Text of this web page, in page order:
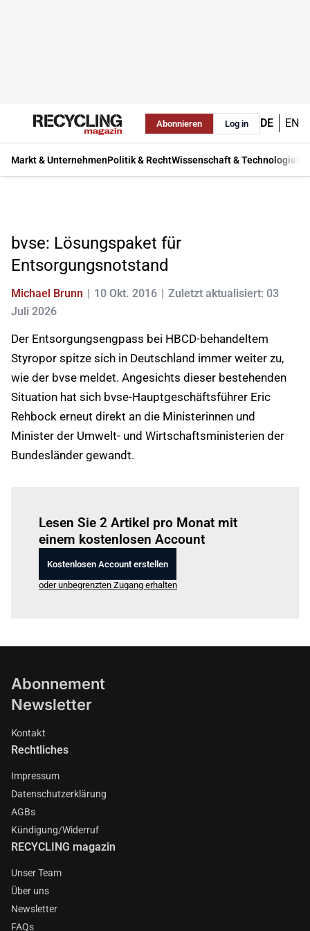
Abonnieren Log in DE EN
Markt & UnternehmenPolitik & RechtWissenschaft & Technologie
bvse: Lösungspaket für
Entsorgungsnotstand
Michael Brunn 10 Okt. 2016
Zuletzt aktualisiert: 03
Juli 2026
Der Entsorgungsengpass bei HBCD-behandeltem
Styropor spitze sich in Deutschland immer weiter zu,
wie der bvse meldet. Angesichts dieser bestehenden
Situation hat sich bvse-Hauptgeschäftsführer Eric
Rehbock erneut direkt an die Ministerinnen und
Minister der Umwelt- und Wirtschaftsministerien der
Bundesländer gewandt.
Lesen Sie 2 Artikel pro Monat mit
einem kostenlosen Account
Kostenlosen Account erstellen
oder unbegrenzten Zugang erhalten
Abonnement
Newsletter
Kontakt
Rechtliches
Impressum
Datenschutzerklärung
AGBs
Kündigung/Widerruf
RECYCLING magazin
Unser Team
Über uns
Newsletter
FAQs